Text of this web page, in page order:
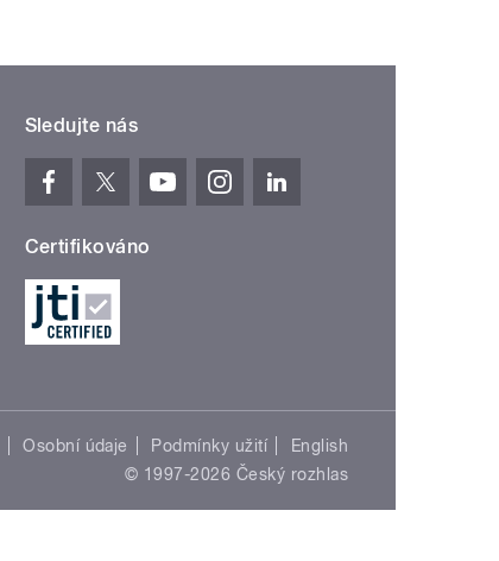
Sledujte nás
Certifikováno
Osobní údaje Podmínky užití
English
© 1997-2026 Český rozhlas